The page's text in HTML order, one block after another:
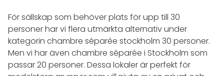
För sällskap som behöver plats för upp till 30
personer har vi flera utmärkta alternativ under
kategorin chambre séparée stockholm 30 personer.
Men vi har även chambre séparée i Stockholm som
passar 20 personer. Dessa lokaler är perfekt för